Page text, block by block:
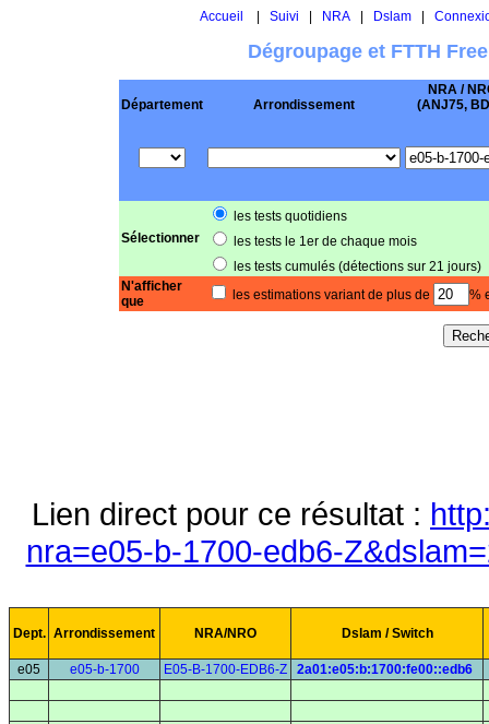
Accueil Suivi NRA| Dslam|
Dégroupage et FTTH
Département Arrondissement
NRA /
(ANJ75,
Sélectionner
les tests quotidiens
les tests le 1er de chaque mois
les tests cumulés (détections sur 21 jours)
N'afficher
que
les estimations variant de plus de %
Lien direct pour ce résultat :
nra=e05-b-1700-edb6-
Dept. Arrondissement NRA/NRO Dslam / Switch
e05 e05-b-1700 E05-B-1700-EDB6-Z 2a01:e05:b:1700:fe00::edb6